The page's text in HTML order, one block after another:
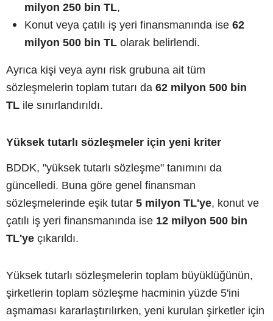
milyon 250 bin TL,
Konut veya çatılı iş yeri finansmanında ise 62
milyon 500 bin TL olarak belirlendi.
Ayrıca kişi veya aynı risk grubuna ait tüm
sözleşmelerin toplam tutarı da 62 milyon 500 bin
TL ile sınırlandırıldı.
Yüksek tutarlı sözleşmeler için yeni kriter
BDDK, "yüksek tutarlı sözleşme" tanımını da
güncelledi. Buna göre genel finansman
sözleşmelerinde eşik tutar 5 milyon TL'ye, konut ve
çatılı iş yeri finansmanında ise 12 milyon 500 bin
TL'ye çıkarıldı.
Yüksek tutarlı sözleşmelerin toplam büyüklüğünün,
şirketlerin toplam sözleşme hacminin yüzde 5'ini
aşmaması kararlaştırılırken, yeni kurulan şirketler için